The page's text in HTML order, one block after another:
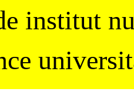
institut